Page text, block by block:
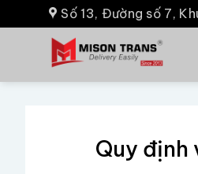
Số 13, Đường số 7,
Quy định